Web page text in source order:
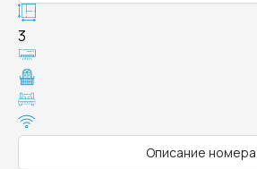
3
Описание номера